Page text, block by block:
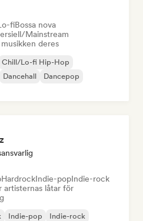
fiBossa nova
Mainstream
deres
Chill/Lo-fi Hip-Hop
Dancehall
Dancepop
HardrockIndie-popIndie-rock
artisternas låtar för
Indie-pop
Indie-rock